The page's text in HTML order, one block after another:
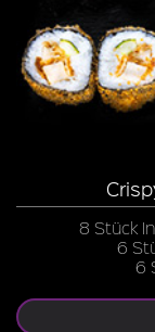
8 Stück
6
6